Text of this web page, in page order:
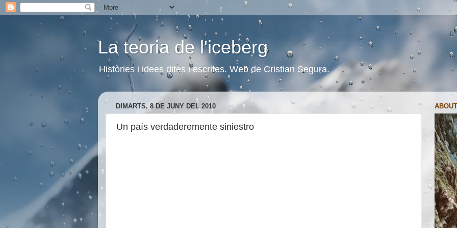
La teoria de l'iceberg
Històries i idees dites i escrites. Web de Cristian Segura.
DIMARTS, 8 DE JUNY DEL 2010
Un país verdaderemente siniestro